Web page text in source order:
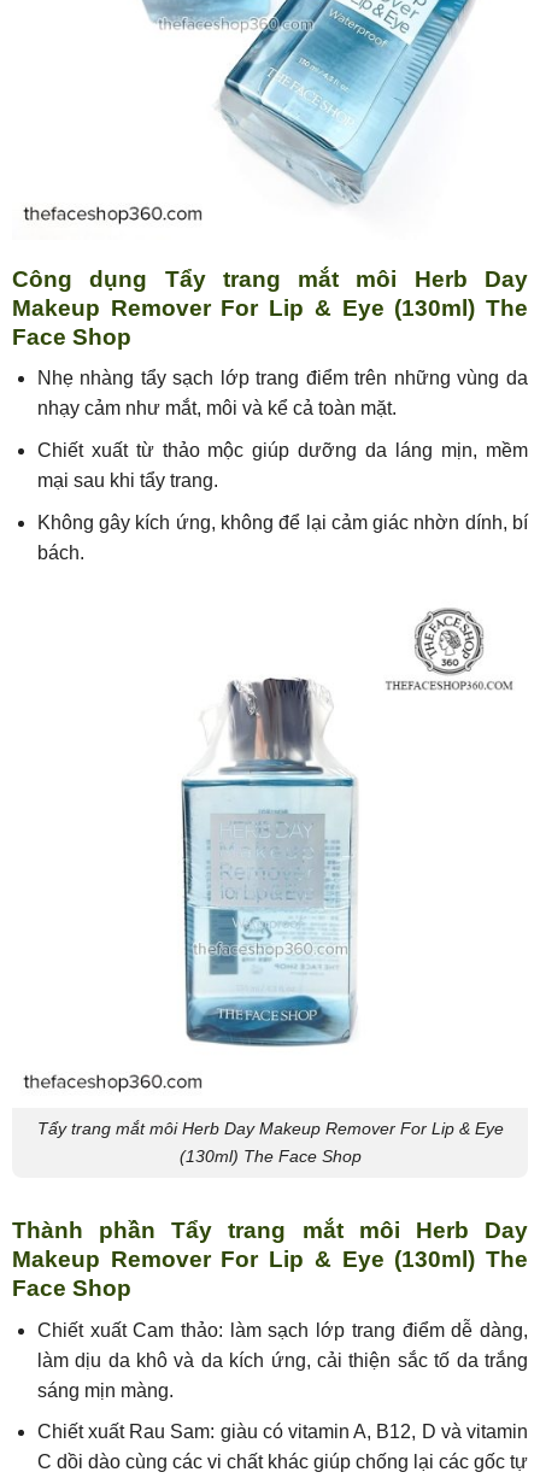
Công dụng Tẩy trang mắt môi Herb Day
Makeup Remover For Lip & Eye (130ml) The
Face Shop
Nhẹ nhàng tẩy sạch lớp trang điểm trên những vùng da
nhạy cảm như mắt, môi và kể cả toàn mặt.
Chiết xuất từ thảo mộc giúp dưỡng da láng mịn, mềm
mại sau khi tẩy trang.
Không gây kích ứng, không để lại cảm giác nhờn dính, bí
bách.
Tẩy trang mắt môi Herb Day Makeup Remover For Lip & Eye
(130ml) The Face Shop
Thành phần Tẩy trang mắt môi Herb Day
Makeup Remover For Lip & Eye (130ml) The
Face Shop
Chiết xuất Cam thảo: làm sạch lớp trang điểm dễ dàng,
làm dịu da khô và da kích ứng, cải thiện sắc tố da trắng
sáng mịn màng.
Chiết xuất Rau Sam: giàu có vitamin A, B12, D và vitamin
C dồi dào cùng các vi chất khác giúp chống lại các gốc tự